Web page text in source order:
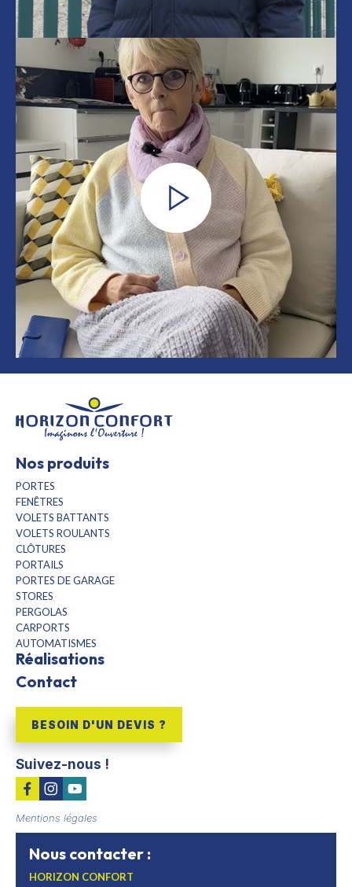
Nos produits
PORTES
FENÊTRES
VOLETS BATTANTS
VOLETS ROULANTS
CLÔTURES
PORTAILS
PORTES DE GARAGE
STORES
PERGOLAS
CARPORTS
AUTOMATISMES
Réalisations
Contact
BESOIN D'UN DEVIS ?
Suivez-nous !
Mentions légales
Nous contacter :
HORIZON CONFORT